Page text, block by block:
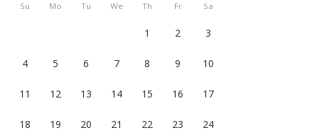
Su Mo Tu We Th Fr Sa
1 2 3
4 5 6 7 8 9 10
11 12 13 14 15 16 17
18 19 20 21 22 23 24